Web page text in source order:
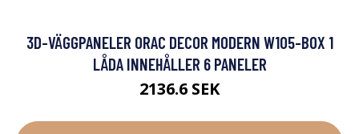
3D-VÄGGPANELER ORAC DECOR MODERN W105-BOX 1
LÅDA INNEHÅLLER 6 PANELER
2136.6 SEK